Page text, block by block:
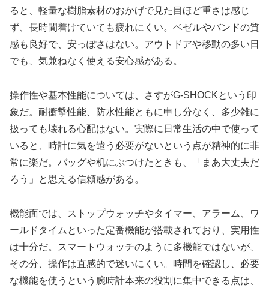
ると、軽量な樹脂素材のおかげで見た目ほど重さは感じ
ず、長時間着けていても疲れにくい。ベゼルやバンドの質
感も良好で、安っぽさはない。アウトドアや移動の多い日
でも、気兼ねなく使える安心感がある。
操作性や基本性能については、さすがG-SHOCKという印
象だ。耐衝撃性能、防水性能ともに申し分なく、多少雑に
扱っても壊れる心配はない。実際に日常生活の中で使って
いると、時計に気を遣う必要がないという点が精神的に非
常に楽だ。バッグや机にぶつけたときも、「まあ大丈夫だ
ろう」と思える信頼感がある。
機能面では、ストップウォッチやタイマー、アラーム、ワ
ールドタイムといった定番機能が搭載されており、実用性
は十分だ。スマートウォッチのように多機能ではないが、
その分、操作は直感的で迷いにくい。時間を確認し、必要
な機能を使うという腕時計本来の役割に集中できる点は、